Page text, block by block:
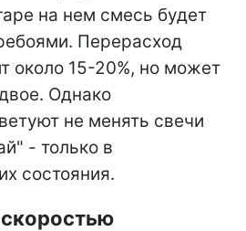
на нем смесь будет
Перерасход
около 15-20%, но может
Однако
не менять свечи
- только в
состояния.